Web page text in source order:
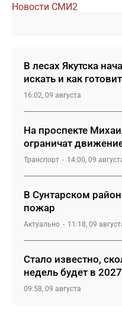
Новости СМИ2
В лесах Якутска
искать и как
16:02, 09 августа
На проспекте
ограничат
Транспорт 14:00, 09
В Сунтарском
пожар
Актуально 11:18, 09
Стало известно,
недель будет в
09:58, 09 августа